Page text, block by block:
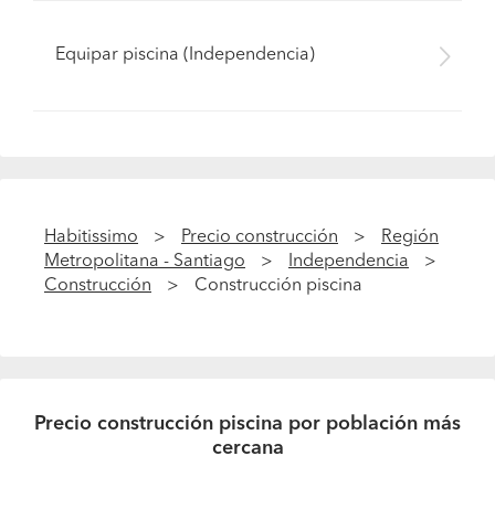
Equipar piscina (Independencia)
Habitissimo Precio construcción
Región
Metropolitana - Santiago
Independencia
Construcción
Construcción piscina
Precio construcción piscina por población más
cercana